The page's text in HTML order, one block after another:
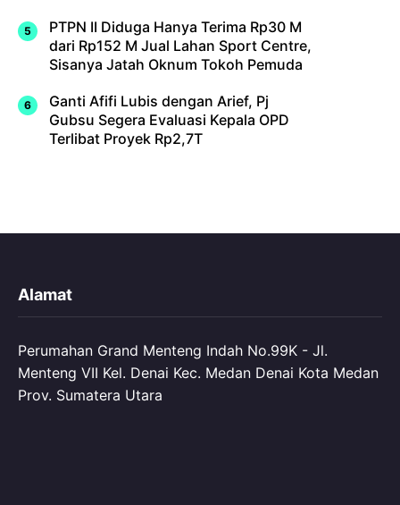
PTPN II Diduga Hanya Terima Rp30 M
dari Rp152 M Jual Lahan Sport Centre,
Sisanya Jatah Oknum Tokoh Pemuda
Ganti Afifi Lubis dengan Arief, Pj
Gubsu Segera Evaluasi Kepala OPD
Terlibat Proyek Rp2,7T
Alamat
Perumahan Grand Menteng Indah No.99K - Jl.
Menteng VII Kel. Denai Kec. Medan Denai Kota Medan
Prov. Sumatera Utara